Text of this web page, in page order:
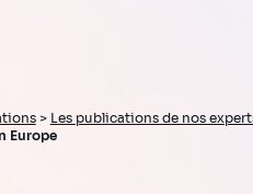
> Les publications de nos
Europe